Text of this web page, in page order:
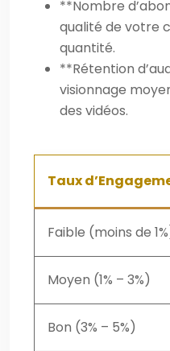
**Nombre
qualité de votre
quantité.
**Rétention
visionnage
des vidéos.
Taux
Faible (moins de
Moyen (1% – 3%)
Bon (3% – 5%)